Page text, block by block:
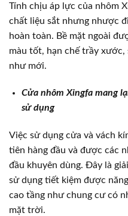
Tính chịu áp lực của nhôm
chất liệu sắt nhưng nhược
hoàn toàn. Bề mặt ngoài
màu tốt, hạn chế trầy xước,
như mới.
Cửa nhôm Xingfa mang
sử dụng
Việc sử dụng cửa và vách
tiên hàng đầu và được các
đầu khuyên dùng. Đây là
sử dụng tiết kiệm được
cao tầng như chung cư có
mặt trời.